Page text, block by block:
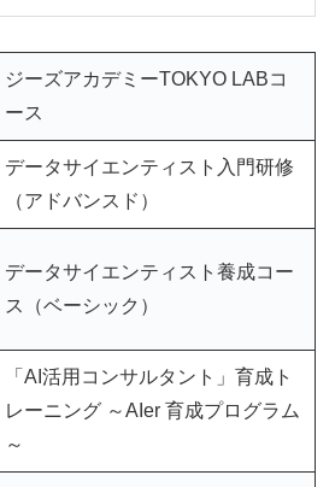
ジーズアカデミーTOKYO LABコ
ース
データサイエンティスト入門研修
（アドバンスド）
データサイエンティスト養成コー
ス（ベーシック）
「AI活用コンサルタント」育成ト
レーニング ～AIer 育成プログラム
～